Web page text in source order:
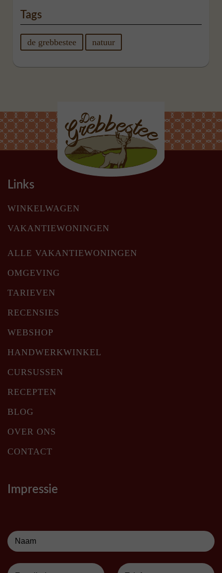
Tags
de grebbestee natuur
Links
WINKELWAGEN
VAKANTIEWONINGEN
ALLE VAKANTIEWONINGEN
OMGEVING
TARIEVEN
RECENSIES
WEBSHOP
HANDWERKWINKEL
CURSUSSEN
RECEPTEN
BLOG
OVER ONS
CONTACT
Impressie